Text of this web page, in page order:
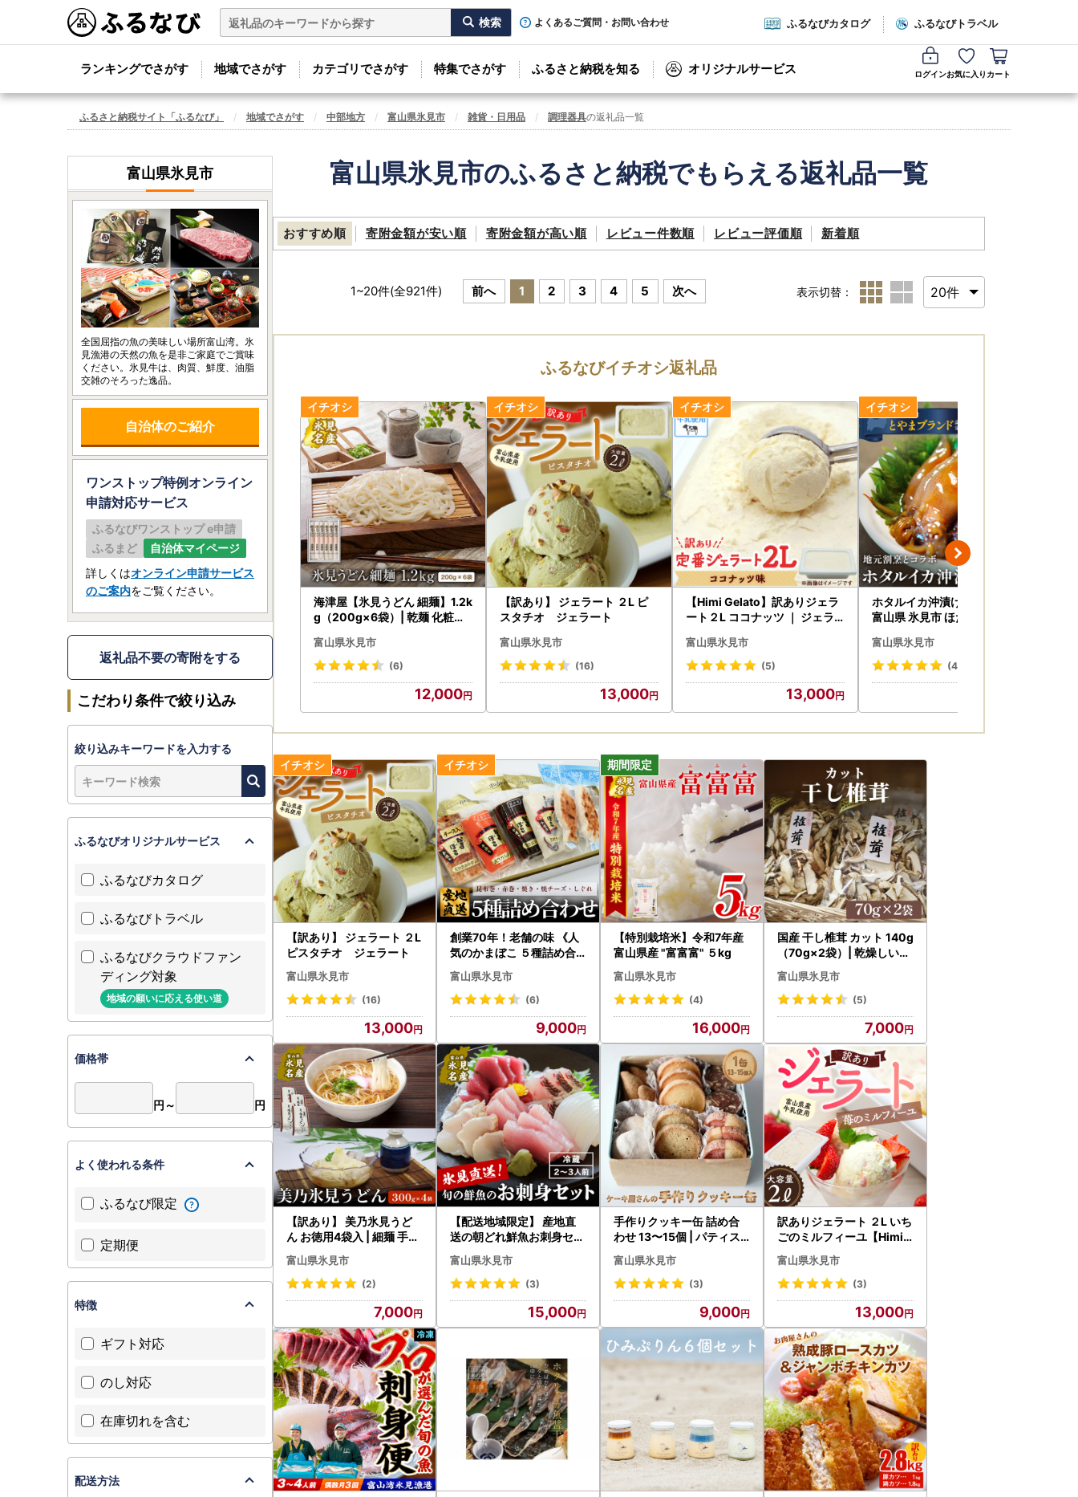
よくあるご質問・お問い合わせ ふるなびカタログ ふるなびトラベル
ランキングでさがす 地域でさがす カテゴリでさがす 特集でさがす ふるさと納税を知る オリジナルサービス ログインお気に入り カート
ふるさと納税サイト「ふるなび」 地域でさがす 中部地方 富山県氷見市 雑貨・日用品 調理器具の返礼品一覧
富山県氷見市のふるさと納税でもらえる返礼品一覧
おすすめ順 寄附金額が安い順 寄附金額が高い順 レビュー件数順 レビュー評価順 新着順
1~20件(全921件) 前へ 1 2 3 4 5 次へ 表示切替：
ふるなびイチオシ返礼品
海津屋【氷見うどん 細麺】1.2k
g（200g×6袋）| 乾麺 化粧箱
富山県氷見市
(6)
12,000
【訳あり】 ジェラート ２L ピ
スタチオ ジェラート
富山県氷見市
(16)
13,000
【Himi Gelato】訳ありジェラ
ート２L ココナッツ ｜ ジェラ
富山県氷見市
(5)
13,000
ホタルイカ沖漬け 120g×4個
富山県 氷見市 ほたるいか 沖漬
富山県氷見市
(4)
【訳あり】 ジェラート ２L
ピスタチオ ジェラート
富山県氷見市
(16)
13,000
創業70年！老舗の味 《人
気のかまぼこ ５種詰め合
わせセット》 富山 かまぼ
こ
富山県氷見市
(6)
9,000
【特別栽培米】令和7年産
富山県産 "富富富" ５kg
富山県氷見市
(4)
16,000
国産 干し椎茸 カット 140g
（70g×2袋）| 乾燥しいた
け スライス 氷見
富山県氷見市
(5)
7,000
【訳あり】 美乃氷見うど
ん お徳用4袋入 | 細麺 手延
べ うどん
富山県氷見市
(2)
7,000
【配送地域限定】 産地直
送の朝どれ鮮魚お刺身セッ
ト 2〜３人前 平日お届け
富山県氷見市
(3)
15,000
手作りクッキー缶 詰め合
わせ 13〜15個 | パティス
リー ギフト おやつ
富山県氷見市
(3)
9,000
訳ありジェラート ２L いち
ごのミルフィーユ【Himi
Gelato】 ジェラート
富山県氷見市
(3)
13,000
富山県氷見市
全国屈指の魚の美味しい場所富山湾。氷
見漁港の天然の魚を是非ご家庭でご賞味
ください。氷見牛は、肉質、鮮度、油脂
交雑のそろった逸品。
自治体のご紹介
ワンストップ特例オンライン
申請対応サービス
ふるなびワンストップ e申請
ふるまど
自治体マイページ
詳しくはオンライン申請サービス
のご案内をご覧ください。
返礼品不要の寄附をする
こだわり条件で絞り込み
絞り込みキーワードを入力する
ふるなびオリジナルサービス
ふるなびカタログ
ふるなびトラベル
ふるなびクラウドファン
ディング対象
地域の願いに応える使い道
価格帯
円～ 円
よく使われる条件
ふるなび限定
定期便
特徴
ギフト対応
のし対応
在庫切れを含む
配送方法